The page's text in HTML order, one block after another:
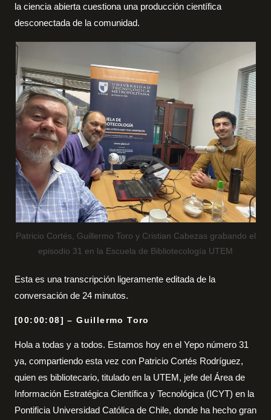
la ciencia abierta cuestiona una producción científica
desconectada de la comunidad.
Patricio Cortés, Guillermo Toro y Cristian Cabezas grabando el
episodio 31 en la Escuela de Bibliotecología UTEM
Esta es una transcripción ligeramente editada de la
conversación de 24 minutos.
[00:00:08] – Guillermo Toro
Hola a todas y a todos. Estamos hoy en el Yepo número 31
ya, compartiendo esta vez con Patricio Cortés Rodríguez,
quien es bibliotecario, titulado en la UTEM, jefe del Área de
Información Estratégica Científica y Tecnológica (ICYT) en la
Pontificia Universidad Católica de Chile, donde ha hecho gran